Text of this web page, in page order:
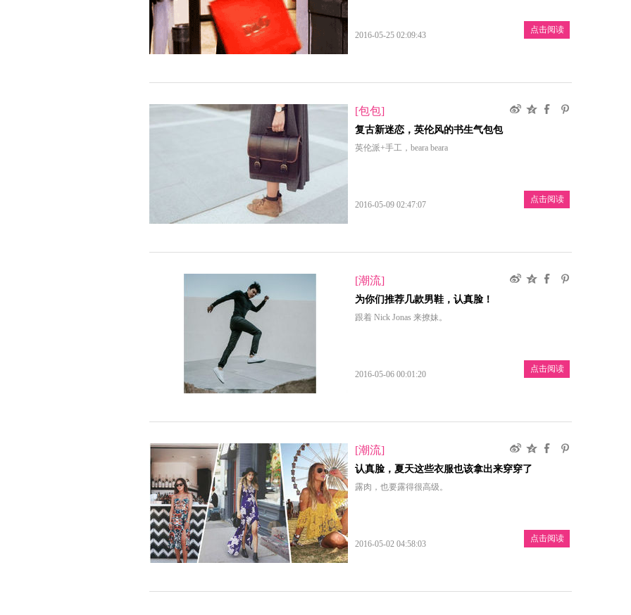
点击阅读
2016-05-25 02:09:43
[包包]
复古新迷恋，英伦风的书生气包包
英伦派+手工，beara beara
点击阅读
2016-05-09 02:47:07
[潮流]
为你们推荐几款男鞋，认真脸！
跟着 Nick Jonas 来撩妹。
点击阅读
2016-05-06 00:01:20
[潮流]
认真脸，夏天这些衣服也该拿出来穿穿了
露肉，也要露得很高级。
点击阅读
2016-05-02 04:58:03